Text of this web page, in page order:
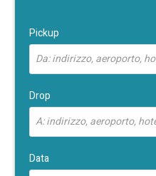
Pickup
Da: indirizzo, aeroporto,
Drop
A: indirizzo, aeroporto,
Data